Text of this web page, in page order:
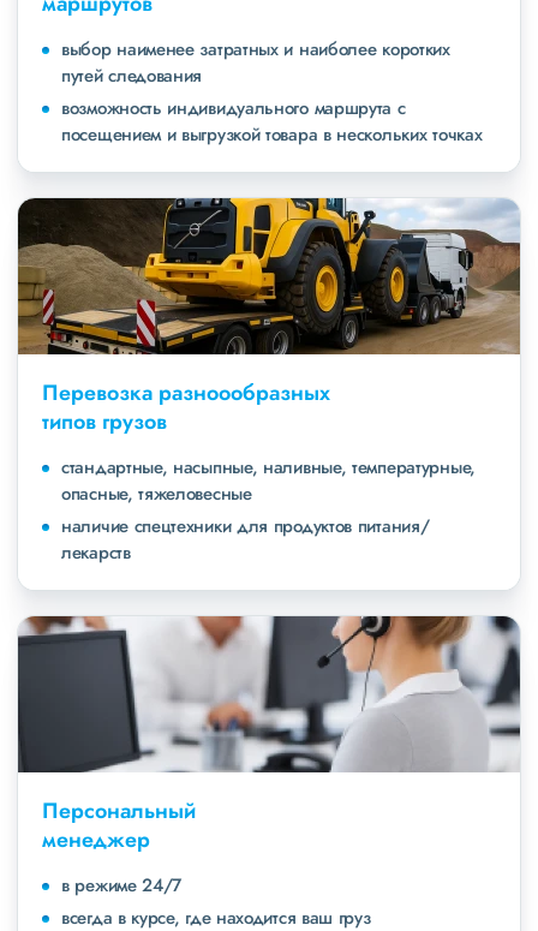
выбор наименее затратных и наиболее коротких
путей следования
возможность индивидуального маршрута с
посещением и выгрузкой товара в нескольких точках
Перевозка разноообразных
типов грузов
стандартные, насыпные, наливные, температурные,
опасные, тяжеловесные
наличие спецтехники для продуктов питания/
лекарств
Персональный
менеджер
в режиме 24/7
всегда в курсе, где находится ваш груз